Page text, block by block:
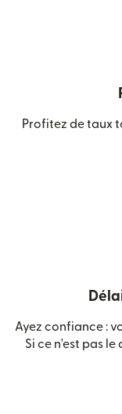
Profitez de taux
Ayez confiance :
Si ce n'est pas le